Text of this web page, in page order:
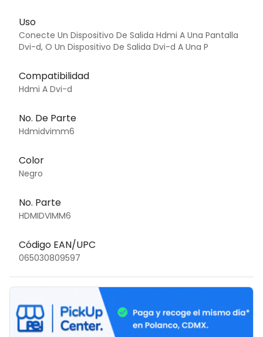
Uso
Conecte Un Dispositivo De Salida Hdmi A Una Pantalla
Dvi-d, O Un Dispositivo De Salida Dvi-d A Una P
Compatibilidad
Hdmi A Dvi-d
No. De Parte
Hdmidvimm6
Color
Negro
No. Parte
HDMIDVIMM6
Código EAN/UPC
065030809597